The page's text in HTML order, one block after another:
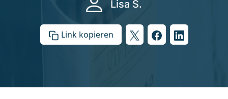
Lisa S.
Link kopieren